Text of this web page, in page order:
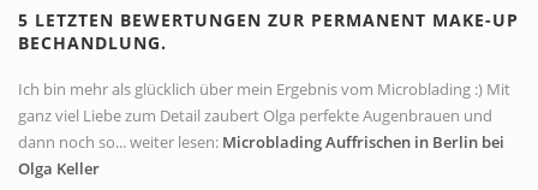
5 LETZTEN BEWERTUNGEN ZUR PERMANENT MAKE-UP
BECHANDLUNG.
Ich bin mehr als glücklich über mein Ergebnis vom Microblading :) Mit
ganz viel Liebe zum Detail zaubert Olga perfekte Augenbrauen und
dann noch so... weiter lesen: Microblading Auffrischen in Berlin bei
Olga Keller